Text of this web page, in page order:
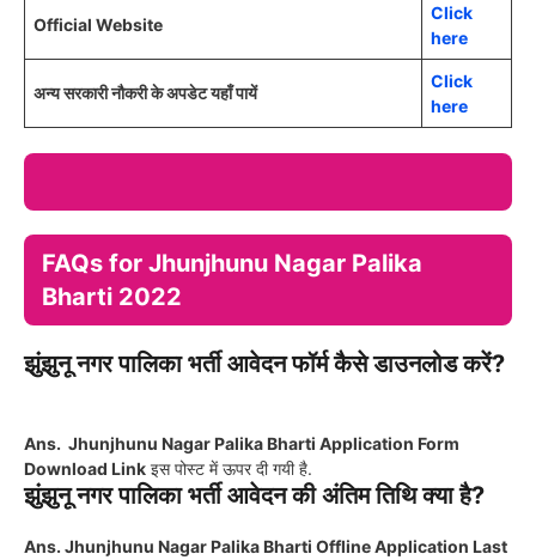
Official Website
Click
here
अन्य सरकारी नौकरी के अपडेट यहाँ पायें
Click
here
FAQs for Jhunjhunu Nagar Palika
Bharti 2022
झुंझुनू नगर पालिका भर्ती आवेदन फॉर्म कैसे डाउनलोड करें?
Ans. Jhunjhunu Nagar Palika Bharti Application Form
Download Link इस पोस्ट में ऊपर दी गयी है.
झुंझुनू नगर पालिका भर्ती आवेदन की अंतिम तिथि क्या है?
Ans. Jhunjhunu Nagar Palika Bharti Offline Application Last